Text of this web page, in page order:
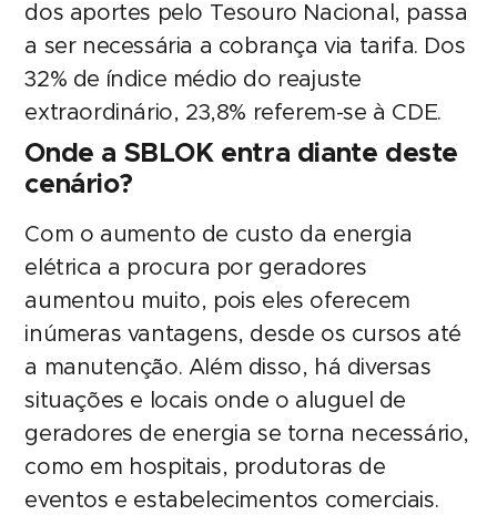
dos aportes pelo Tesouro Nacional, passa
a ser necessária a cobrança via tarifa. Dos
32% de índice médio do reajuste
extraordinário, 23,8% referem-se à CDE.
Onde a SBLOK entra diante deste
cenário?
Com o aumento de custo da energia
elétrica a procura por geradores
aumentou muito, pois eles oferecem
inúmeras vantagens, desde os cursos até
a manutenção. Além disso, há diversas
situações e locais onde o aluguel de
geradores de energia se torna necessário,
como em hospitais, produtoras de
eventos e estabelecimentos comerciais.